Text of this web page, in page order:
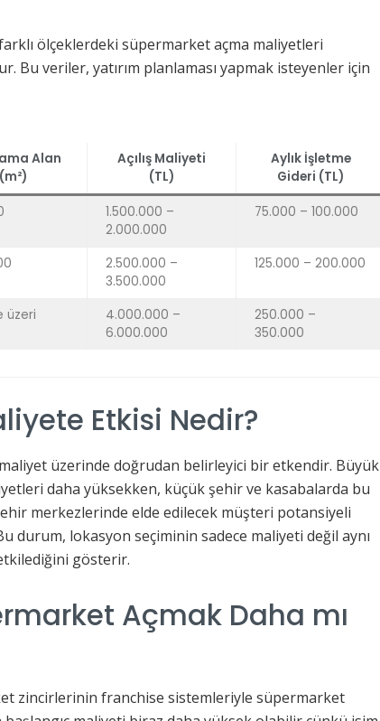
farklı ölçeklerdeki süpermarket açma maliyetleri
Bu veriler, yatırım planlaması yapmak isteyenler için
Alan
(m²)
Açılış Maliyeti
(TL)
Aylık İşletme
Gideri (TL)
1.500.000 –
2.000.000
75.000 – 100.000
2.500.000 –
3.500.000
125.000 – 200.000
üzeri
4.000.000 –
6.000.000
250.000 –
350.000
Etkisi Nedir?
maliyet üzerinde doğrudan belirleyici bir etkendir. Büyük
daha yüksekken, küçük şehir ve kasabalarda bu
merkezlerinde elde edilecek müşteri potansiyeli
durum, lokasyon seçiminin sadece maliyeti değil aynı
gösterir.
Açmak Daha mı
zincirlerinin franchise sistemleriyle süpermarket